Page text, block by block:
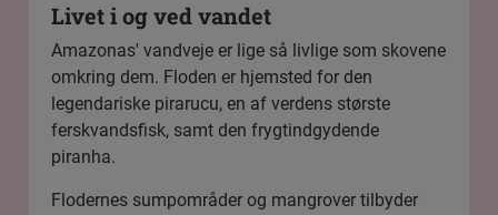
Livet i og ved vandet
Amazonas' vandveje er lige så livlige som skovene
omkring dem. Floden er hjemsted for den
legendariske pirarucu, en af verdens største
ferskvandsfisk, samt den frygtindgydende
piranha.
Flodernes sumpområder og mangrover tilbyder